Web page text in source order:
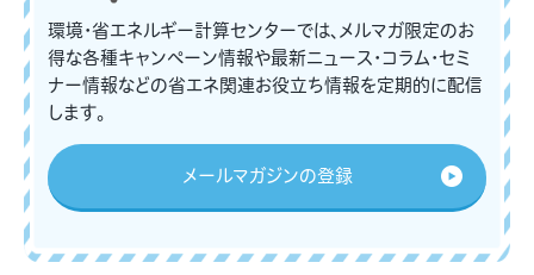
環境・省エネルギー計算センターでは、メルマガ限定のお
得な各種キャンペーン情報や最新ニュース・コラム・セミ
ナー情報などの省エネ関連お役立ち情報を定期的に配信
します。
メールマガジンの登録